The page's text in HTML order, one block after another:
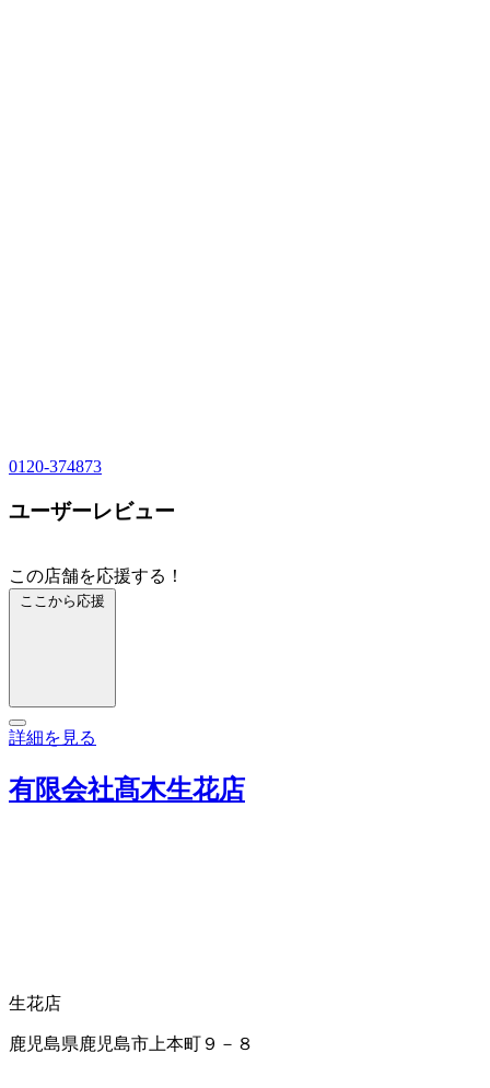
0120-374873
ユーザーレビュー
この店舗を応援する！
ここから応援
詳細を見る
有限会社髙木生花店
生花店
鹿児島県鹿児島市上本町９－８